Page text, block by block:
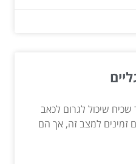
שיכול לגרום לכאב
זמינים למצב זה, אך הם